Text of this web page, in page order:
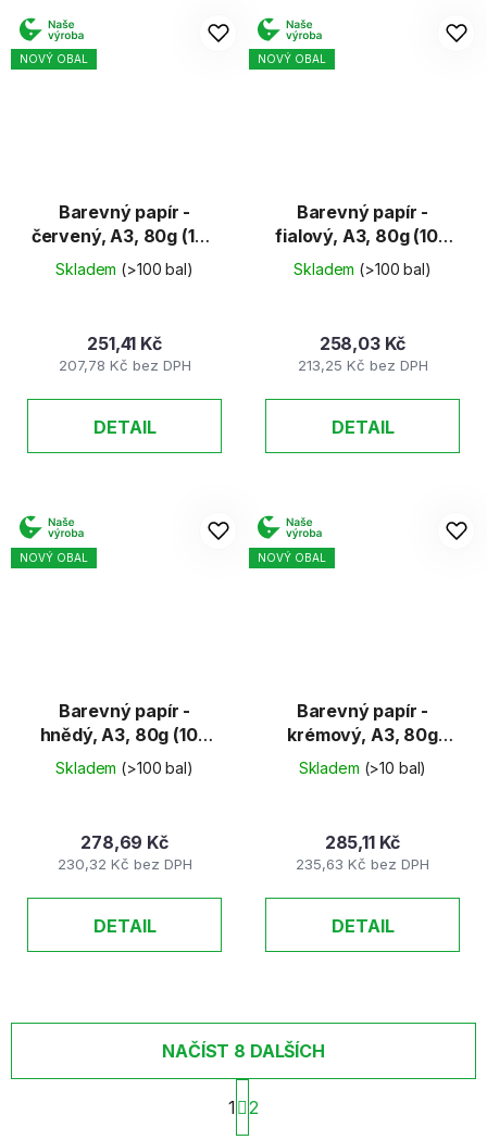
NOVÝ OBAL
Barevný papír -
červený, A3, 80g (100
listů)
Skladem (>100 bal)
207,78 Kč bez DPH
251,41 Kč
DETAIL
NOVÝ OBAL
Barevný papír -
fialový, A3, 80g (100
listů)
Skladem (>100 bal)
213,25 Kč bez DPH
258,03 Kč
DETAIL
NOVÝ OBAL
Barevný papír -
hnědý, A3, 80g (100
listů)
Skladem (>100 bal)
230,32 Kč bez DPH
278,69 Kč
DETAIL
NOVÝ OBAL
Barevný papír -
krémový, A3, 80g
(100 listů)
Skladem (>10 bal)
235,63 Kč bez DPH
285,11 Kč
DETAIL
O
NAČÍST 8 DALŠÍCH
t
r
1
2